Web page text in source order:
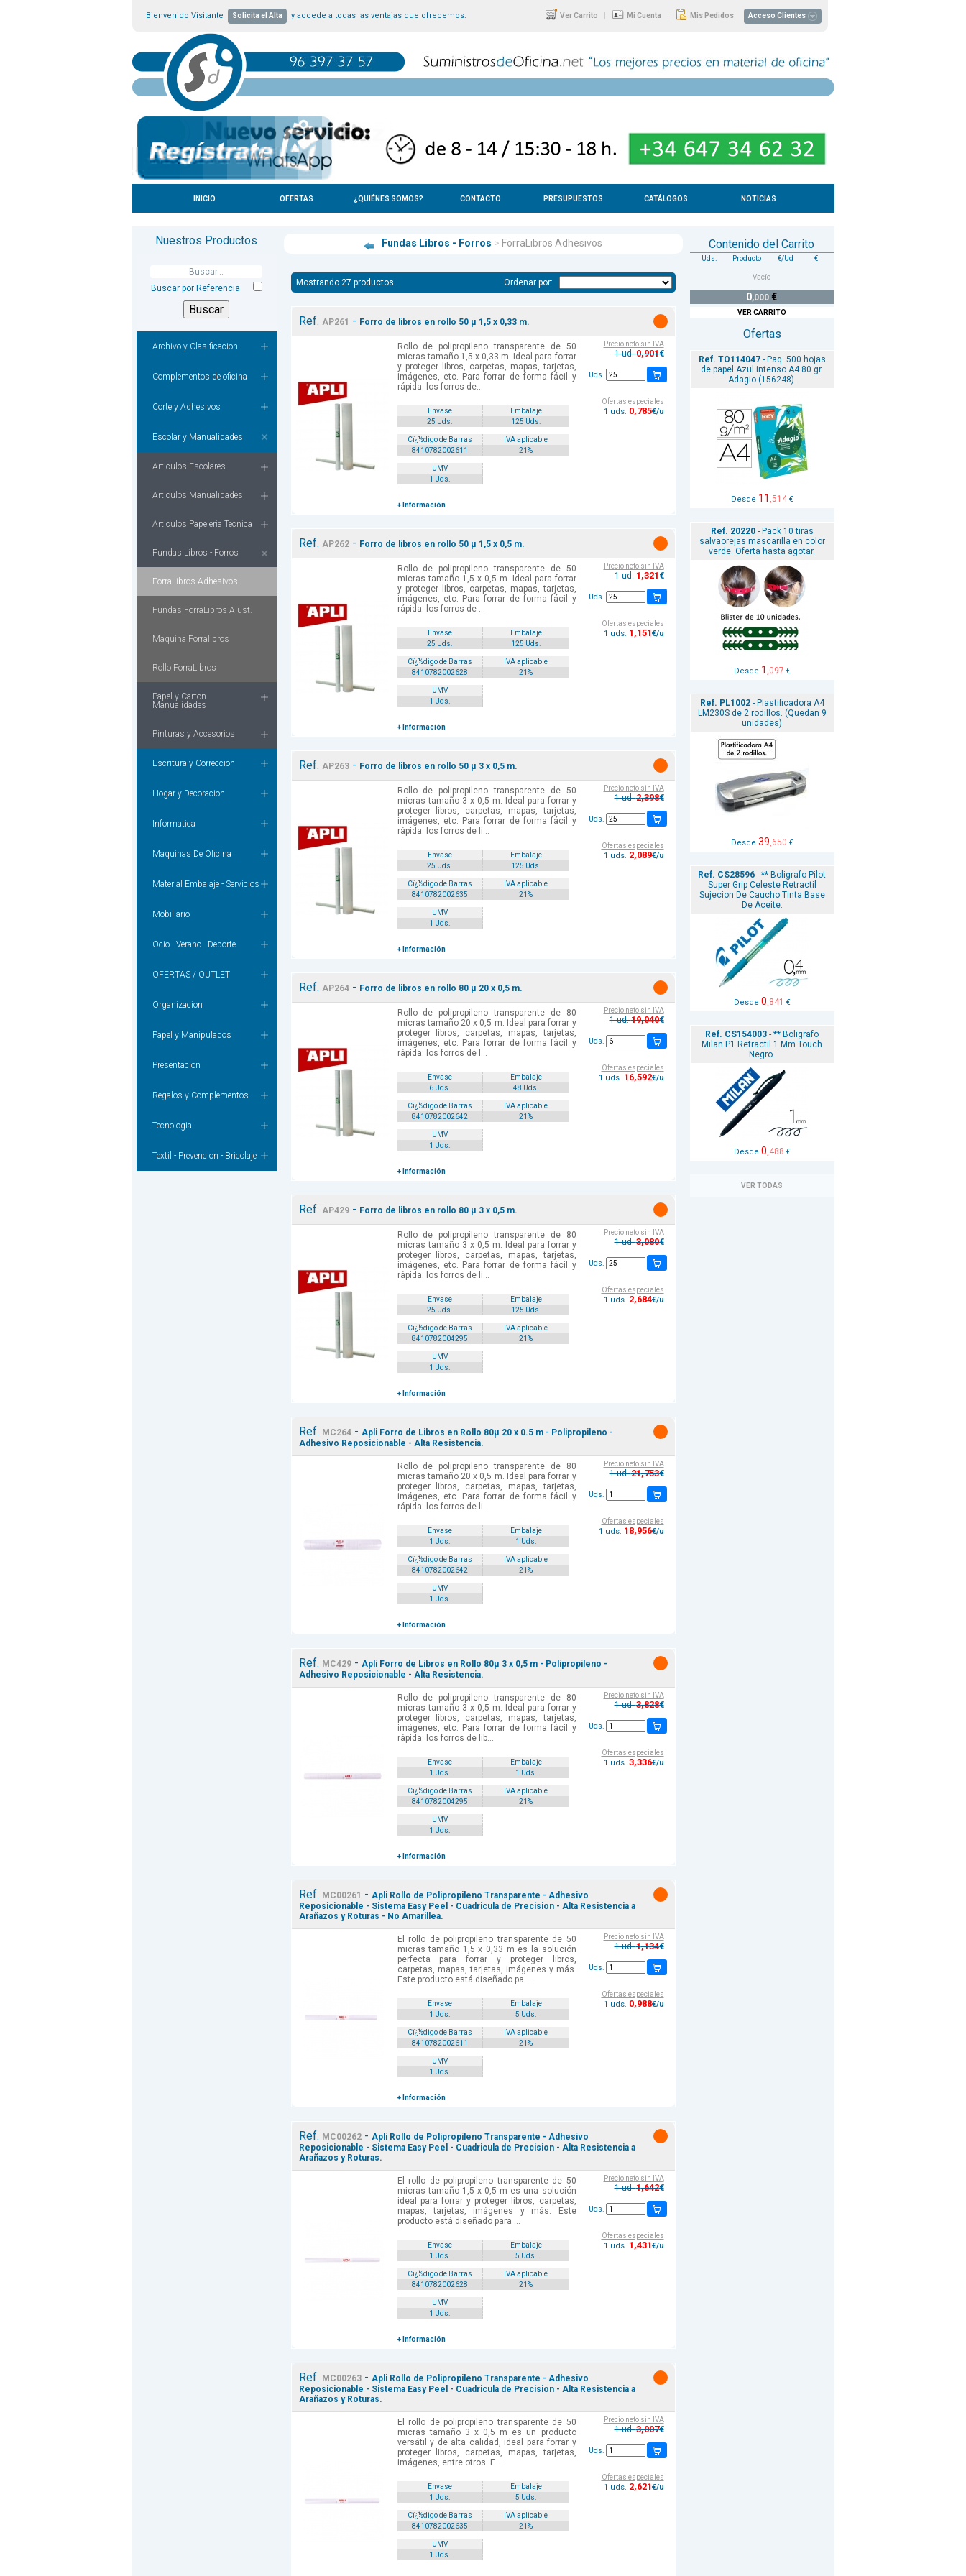
Bienvenido Visitante Solicita el Alta y accede a todas las ventajas que ofrecemos. Ver Carrito | Mi Cuenta | Mis Pedidos Acceso Clientes
INICIO OFERTAS ¿QUIÉNES SOMOS? CONTACTO PRESUPUESTOS CATÁLOGOS NOTICIAS
Nuestros Productos
Buscar por Referencia
Archivo y Clasificacion
Complementos de oficina
Corte y Adhesivos
Escolar y Manualidades
Articulos Escolares
Articulos Manualidades
Articulos Papeleria Tecnica
Fundas Libros - Forros
ForraLibros Adhesivos
Fundas ForraLibros Ajust.
Maquina Forralibros
Rollo ForraLibros
Papel y Carton
Manualidades
Pinturas y Accesorios
Escritura y Correccion
Hogar y Decoracion
Informatica
Maquinas De Oficina
Material Embalaje - Servicios
Mobiliario
Ocio - Verano - Deporte
OFERTAS / OUTLET
Organizacion
Papel y Manipulados
Presentacion
Regalos y Complementos
Tecnologia
Textil - Prevencion - Bricolaje
Fundas Libros - Forros > ForraLibros Adhesivos
Mostrando 27 productos Ordenar por:
Ref. AP261 - Forro de libros en rollo 50 µ 1,5 x 0,33 m.
Rollo de polipropileno transparente de 50
micras tamaño 1,5 x 0,33 m. Ideal para forrar
y proteger libros, carpetas, mapas, tarjetas,
imágenes, etc. Para forrar de forma fácil y
rápida: los forros de...
Envase
Embalaje
25 Uds.
125 Uds.
Cï¿½digo de Barras
IVA aplicable
8410782002611
21%
UMV
1 Uds.
+ Información
Precio neto sin IVA
1 ud.0,901€
Uds.
Ofertas especiales
1 uds. 0,785€/u
Ref. AP262- Forro de libros en rollo 50 µ 1,5 x 0,5 m.
Rollo de polipropileno transparente de 50
micras tamaño 1,5 x 0,5 m. Ideal para forrar
y proteger libros, carpetas, mapas, tarjetas,
imágenes, etc. Para forrar de forma fácil y
rápida: los forros de ...
Envase
Embalaje
25 Uds.
125 Uds.
Cï¿½digo de Barras
IVA aplicable
8410782002628
21%
UMV
1 Uds.
+ Información
Precio neto sin IVA
1 ud.1,321€
Uds.
Ofertas especiales
1 uds. 1 ,151€/u
Ref. AP263- Forro de libros en rollo 50 µ 3 x 0,5 m.
Rollo de polipropileno transparente de 50
micras tamaño 3 x 0,5 m. Ideal para forrar y
proteger libros, carpetas, mapas, tarjetas,
imágenes, etc. Para forrar de forma fácil y
rápida: los forros de li...
Envase
Embalaje
25 Uds.
125 Uds.
Cï¿½digo de Barras
IVA aplicable
8410782002635
21%
UMV
1 Uds.
+ Información
Precio neto sin IVA
1 ud.2,398€
Uds.
Ofertas especiales
1 uds. 2,089€/u
Ref. AP264- Forro de libros en rollo 80 µ 20 x 0,5 m.
Rollo de polipropileno transparente de 80
micras tamaño 20 x 0,5 m. Ideal para forrar y
proteger libros, carpetas, mapas, tarjetas,
imágenes, etc. Para forrar de forma fácil y
rápida: los forros de l...
Envase
Embalaje
6 Uds.
48 Uds.
Cï¿½digo de Barras
IVA aplicable
8410782002642
21%
UMV
1 Uds.
+ Información
Precio neto sin IVA
1 ud.19,040€
Uds.
Ofertas especiales
1 uds. 16,592€/u
Ref. AP429- Forro de libros en rollo 80 µ 3 x 0,5 m.
Rollo de polipropileno transparente de 80
micras tamaño 3 x 0,5 m. Ideal para forrar y
proteger libros, carpetas, mapas, tarjetas,
imágenes, etc. Para forrar de forma fácil y
rápida: los forros de li...
Envase
Embalaje
25 Uds.
125 Uds.
Cï¿½digo de Barras
IVA aplicable
8410782004295
21%
UMV
1 Uds.
+ Información
Precio neto sin IVA
1 ud.3,080€
Uds.
Ofertas especiales
1 uds. 2,684€/u
Ref. MC264- Apli Forro de Libros en Rollo 80µ 20 x 0.5 m - Polipropileno -
Adhesivo Reposicionable - Alta Resistencia.
Rollo de polipropileno transparente de 80
micras tamaño 20 x 0,5 m. Ideal para forrar y
proteger libros, carpetas, mapas, tarjetas,
imágenes, etc. Para forrar de forma fácil y
rápida: los forros de li...
Envase
Embalaje
1 Uds.
1 Uds.
Cï¿½digo de Barras
IVA aplicable
8410782002642
21%
UMV
1 Uds.
+ Información
Precio neto sin IVA
1 ud.21,753€
Uds.
Ofertas especiales
1 uds. 18,956€/u
Ref. MC429- Apli Forro de Libros en Rollo 80µ 3 x 0,5 m - Polipropileno -
Adhesivo Reposicionable - Alta Resistencia.
Rollo de polipropileno transparente de 80
micras tamaño 3 x 0,5 m. Ideal para forrar y
proteger libros, carpetas, mapas, tarjetas,
imágenes, etc. Para forrar de forma fácil y
rápida: los forros de lib...
Envase
Embalaje
1 Uds.
1 Uds.
Cï¿½digo de Barras
IVA aplicable
8410782004295
21%
UMV
1 Uds.
+ Información
Precio neto sin IVA
1 ud.3,828€
Uds.
Ofertas especiales
1 uds. 3,336€/u
Ref. MC00261 - Apli Rollo de Polipropileno Transparente - Adhesivo
Reposicionable - Sistema Easy Peel - Cuadricula de Precision - Alta Resistencia a
Arañazos y Roturas - No Amarillea.
El rollo de polipropileno transparente de 50
micras tamaño 1,5 x 0,33 m es la solución
perfecta para forrar y proteger libros,
carpetas, mapas, tarjetas, imágenes y más.
Este producto está diseñado pa...
Envase
Embalaje
1 Uds.
5 Uds.
Cï¿½digo de Barras
IVA aplicable
8410782002611
21%
UMV
1 Uds.
+ Información
Precio neto sin IVA
1 ud.1,134€
Uds.
Ofertas especiales
1 uds. 0,988€/u
Ref. MC00262- Apli Rollo de Polipropileno Transparente - Adhesivo
Reposicionable - Sistema Easy Peel - Cuadricula de Precision - Alta Resistencia a
Arañazos y Roturas.
El rollo de polipropileno transparente de 50
micras tamaño 1,5 x 0,5 m es una solución
ideal para forrar y proteger libros, carpetas,
mapas, tarjetas, imágenes y más. Este
producto está diseñado para ...
Envase
Embalaje
1 Uds.
5 Uds.
Cï¿½digo de Barras
IVA aplicable
8410782002628
21%
UMV
1 Uds.
+ Información
Precio neto sin IVA
1 ud.1,642€
Uds.
Ofertas especiales
1 uds. 1 ,431€/u
Ref. MC00263- Apli Rollo de Polipropileno Transparente - Adhesivo
Reposicionable - Sistema Easy Peel - Cuadricula de Precision - Alta Resistencia a
Arañazos y Roturas.
El rollo de polipropileno transparente de 50
micras tamaño 3 x 0,5 m es un producto
versátil y de alta calidad, ideal para forrar y
proteger libros, carpetas, mapas, tarjetas,
imágenes, entre otros. E...
Envase
Embalaje
1 Uds.
5 Uds.
Cï¿½digo de Barras
IVA aplicable
8410782002635
21%
UMV
1 Uds.
Precio neto sin IVA
1 ud.3,007€
Uds.
Ofertas especiales
1 uds. 2,621€/u
Contenido del Carrito
Uds. Producto €/Ud €
Vacío
0,000 €
VER CARRITO
Ofertas
Ref. TO114047- Paq. 500 hojas
de papel Azul intenso A4 80 gr.
Adagio (156248).
Desde 11 ,514€
Ref. 20220- Pack 10 tiras
salvaorejas mascarilla en color
verde. Oferta hasta agotar.
Desde 1 ,097 €
Ref. PL1002- Plastificadora A4
LM230S de 2 rodillos. (Quedan 9
unidades)
Desde 39,650 €
Ref. CS28596 - ** Boligrafo Pilot
Super Grip Celeste Retractil
Sujecion De Caucho Tinta Base
De Aceite.
Desde 0,841 €
Ref. CS154003 - ** Boligrafo
Milan P1 Retractil 1 Mm Touch
Negro.
Desde 0,488 €
VER TODAS